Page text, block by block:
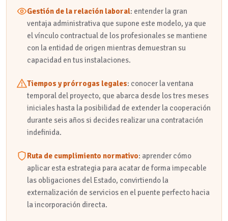
Gestión de la relación laboral: entender la gran
ventaja administrativa que supone este modelo, ya que
el vínculo contractual de los profesionales se mantiene
con la entidad de origen mientras demuestran su
capacidad en tus instalaciones.
Tiempos y prórrogas legales: conocer la ventana
temporal del proyecto, que abarca desde los tres meses
iniciales hasta la posibilidad de extender la cooperación
durante seis años si decides realizar una contratación
indefinida.
Ruta de cumplimiento normativo: aprender cómo
aplicar esta estrategia para acatar de forma impecable
las obligaciones del Estado, convirtiendo la
externalización de servicios en el puente perfecto hacia
la incorporación directa.